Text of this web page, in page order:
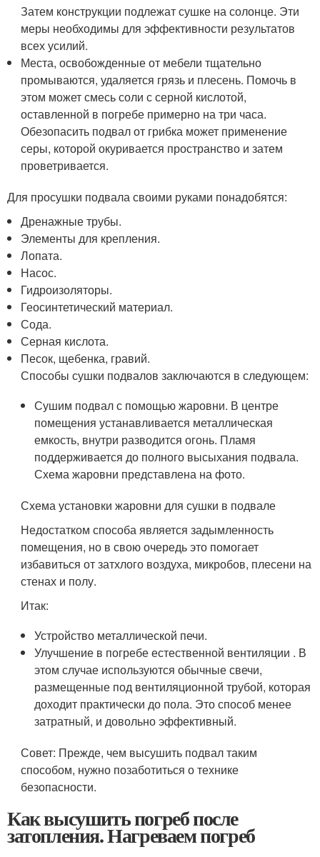
Затем конструкции подлежат сушке на солонце. Эти
меры необходимы для эффективности результатов
всех усилий.
Места, освобожденные от мебели тщательно
промываются, удаляется грязь и плесень. Помочь в
этом может смесь соли с серной кислотой,
оставленной в погребе примерно на три часа.
Обезопасить подвал от грибка может применение
серы, которой окуривается пространство и затем
проветривается.
Для просушки подвала своими руками понадобятся:
Дренажные трубы.
Элементы для крепления.
Лопата.
Насос.
Гидроизоляторы.
Геосинтетический материал.
Сода.
Серная кислота.
Песок, щебенка, гравий.
Способы сушки подвалов заключаются в следующем:
Сушим подвал с помощью жаровни. В центре
помещения устанавливается металлическая
емкость, внутри разводится огонь. Пламя
поддерживается до полного высыхания подвала.
Схема жаровни представлена на фото.
Схема установки жаровни для сушки в подвале
Недостатком способа является задымленность
помещения, но в свою очередь это помогает
избавиться от затхлого воздуха, микробов, плесени на
стенах и полу.
Итак:
Устройство металлической печи.
Улучшение в погребе естественной вентиляции . В
этом случае используются обычные свечи,
размещенные под вентиляционной трубой, которая
доходит практически до пола. Это способ менее
затратный, и довольно эффективный.
Совет: Прежде, чем высушить подвал таким
способом, нужно позаботиться о технике
безопасности.
Как высушить погреб после
затопления. Нагреваем погреб